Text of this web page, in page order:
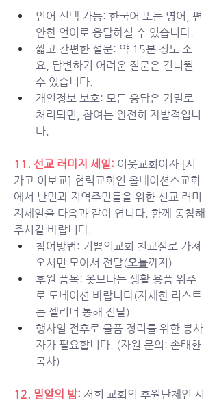
언어 선택 가능: 한국어 또는 영어, 편
안한 언어로 응답하실 수 있습니다.
짧고 간편한 설문: 약 15분 정도 소
요, 답변하기 어려운 질문은 건너뛸
수 있습니다.
개인정보 보호: 모든 응답은 기밀로
처리되면, 참여는 완전히 자발적입니
다.
11. 선교 러미지 세일: 이웃교회이자 [시
카고 이보교] 협력교회인 올네이션스교회
에서 난민과 지역주민들을 위한 선교 러미
지세일을 다음과 같이 엽니다. 함께 동참해
주시길 바랍니다.
참여방법: 기쁨의교회 친교실로 가져
오시면 모아서 전달(오늘까지)
후원 품목: 옷보다는 생활 용품 위주
로 도네이션 바랍니다(자세한 리스트
는 셀리더 통해 전달)
행사일 전후로 물품 정리를 위한 봉사
자가 필요합니다. (자원 문의: 손태환
목사)
12. 밀알의 밤: 저희 교회의 후원단체인 시